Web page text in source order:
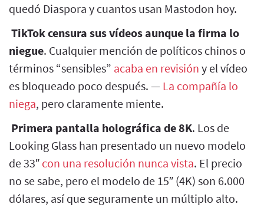
quedó Diaspora y cuantos usan Mastodon hoy.
TikTok censura sus vídeos aunque la firma lo
niegue. Cualquier mención de políticos chinos o
términos “sensibles” acaba en revisión y el vídeo
es bloqueado poco después. — La compañía lo
niega, pero claramente miente.
Primera pantalla holográfica de 8K. Los de
Looking Glass han presentado un nuevo modelo
de 33″ con una resolución nunca vista. El precio
no se sabe, pero el modelo de 15″ (4K) son 6.000
dólares, así que seguramente un múltiplo alto.